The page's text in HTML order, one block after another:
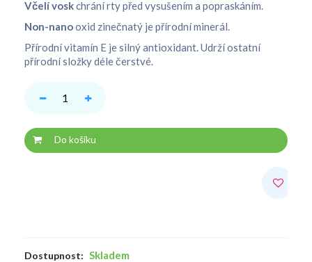
Včelí voskchrání rty před vysušením a popraskáním.
Non-nanooxid zinečnatý je přírodní minerál.
Přírodní vitamín E je silný antioxidant. Udrží ostatní
přírodní složky déle čerstvé.
Do košíku
Dostupnost: Skladem